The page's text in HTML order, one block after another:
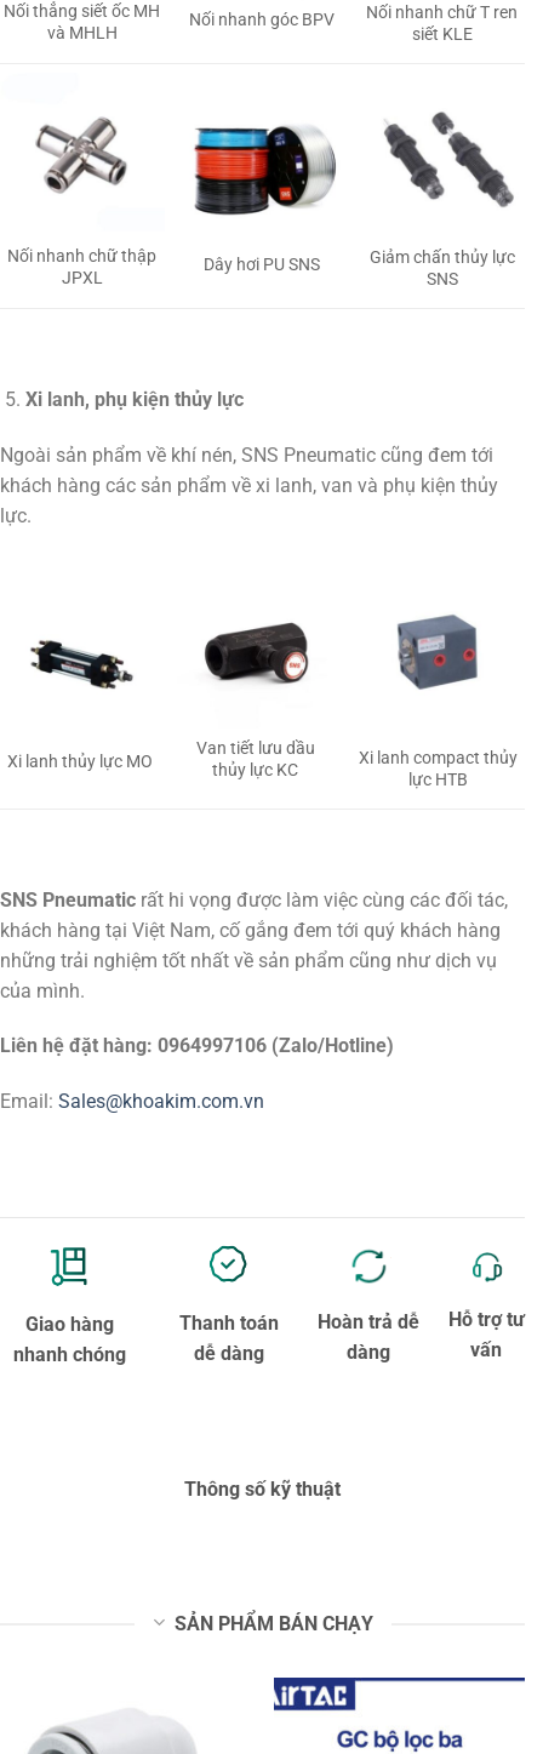
Nối thẳng siết ốc MH
và MHLH
Nối nhanh góc BPV
Nối nhanh chữ T ren
siết KLE
Nối nhanh chữ thập
JPXL
Dây hơi PU SNS
Giảm chấn thủy lực
SNS
Xi lanh, phụ kiện thủy lực
Ngoài sản phẩm về khí nén, SNS Pneumatic cũng đem tới
khách hàng các sản phẩm về xi lanh, van và phụ kiện thủy
lực.
Xi lanh thủy lực MO
Van tiết lưu dầu
thủy lực KC
Xi lanh compact thủy
lực HTB
SNS Pneumatic rất hi vọng được làm việc cùng các đối tác,
khách hàng tại Việt Nam, cố gắng đem tới quý khách hàng
những trải nghiệm tốt nhất về sản phẩm cũng như dịch vụ
của mình.
Liên hệ đặt hàng: 0964997106 (Zalo/Hotline)
Email: Sales@khoakim.com.vn
Giao hàng
nhanh chóng
Thanh toán
dễ dàng
Hoàn trả dễ
dàng
Hỗ trợ tư
vấn
Thông số kỹ thuật
SẢN PHẨM BÁN CHẠY